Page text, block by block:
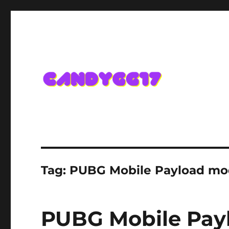
Tag: PUBG Mobile Payload
PUBG Mobile